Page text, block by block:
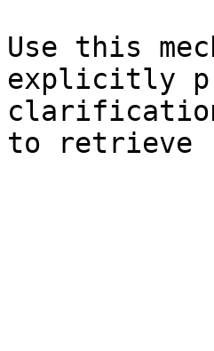
Use this
explicitly